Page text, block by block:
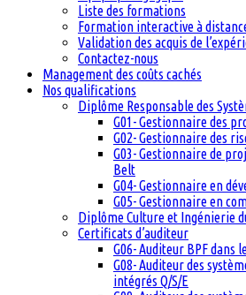
Liste des formations
Formation interactive à
Validation des acquis de
Contactez-nous
Management des coûts cachés
Nos qualifications
Diplôme Responsable des
G01- Gestionnaire des
G02- Gestionnaire des
G03- Gestionnaire de
Belt
G04- Gestionnaire en
G05- Gestionnaire en
Diplôme Culture et Ingénierie
Certificats d’auditeur
G06- Auditeur BPF dans
G08- Auditeur des
intégrés Q/S/E